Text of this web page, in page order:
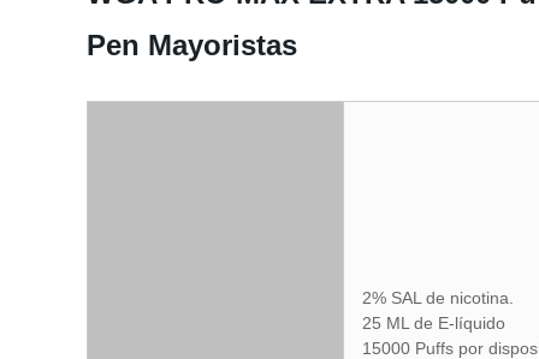
Pen Mayoristas
2% SAL de nicotina.
25 ML de E-líquido
15000 Puffs por